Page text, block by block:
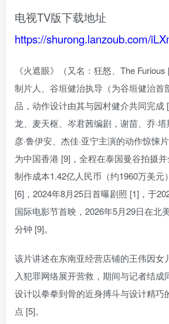
电视TV版下载地址
https://shurong.lanzoub.com/
《火遮眼》（又名：狂怒、The
制片人、谷垣健治执导（为谷垣健治首
品，动作设计由其与园村健介共同完成
龙、麦天枢、岑君茜编剧，谢苗、乔·
彦·鲁伊安、杰佳·亚宁主演的动作惊悚
为中国香港 [9]，全程在泰国曼谷拍摄
制作成本1.42亿人民币（约1960万美元
[6]，2024年8月25日首曝剧照 [1]，于
国际电影节首映，2026年5月29日在北
分钟 [9]。
该片讲述在东南亚经营店铺的王伟因女
入犯罪网络展开营救，期间与记者结成
设计以拳拳到骨的近身搏斗与设计精巧
点 [5]。